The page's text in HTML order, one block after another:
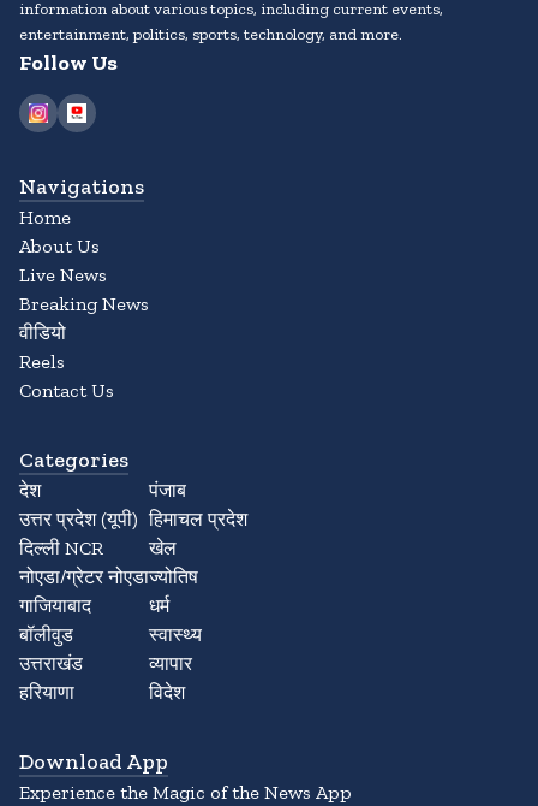
information about various topics, including current events,
entertainment, politics, sports, technology, and more.
Follow Us
Navigations
Home
About Us
Live News
Breaking News
वीडियो
Reels
Contact Us
Categories
देश
उत्तर प्रदेश (यूपी)
दिल्ली NCR
नोएडा/ग्रेटर नोएडा
गाजियाबाद
बॉलीवुड
उत्तराखंड
हरियाणा
पंजाब
हिमाचल प्रदेश
खेल
ज्योतिष
धर्म
स्वास्थ्य
व्यापार
विदेश
Download App
Experience the Magic of the News App